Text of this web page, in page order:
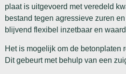
plaat is uitgevoerd met veredeld
bestand tegen agressieve zuren
blijvend flexibel inzetbaar en
Het is mogelijk om de betonplaten
Dit gebeurt met behulp van een